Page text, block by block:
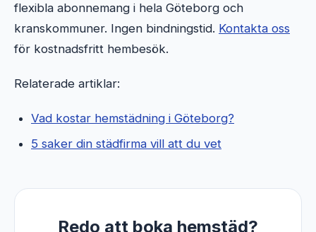
flexibla abonnemang i hela Göteborg och
kranskommuner. Ingen bindningstid. Kontakta oss
för kostnadsfritt hembesök.
Relaterade artiklar:
Vad kostar hemstädning i Göteborg?
5 saker din städfirma vill att du vet
Redo att boka hemstäd?